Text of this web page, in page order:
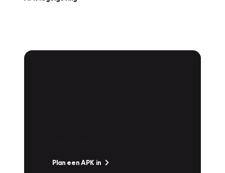
Plan een APK in